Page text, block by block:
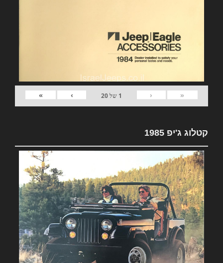
«
‹
1 של20
›
»
קטלוג ג'יפ 1985